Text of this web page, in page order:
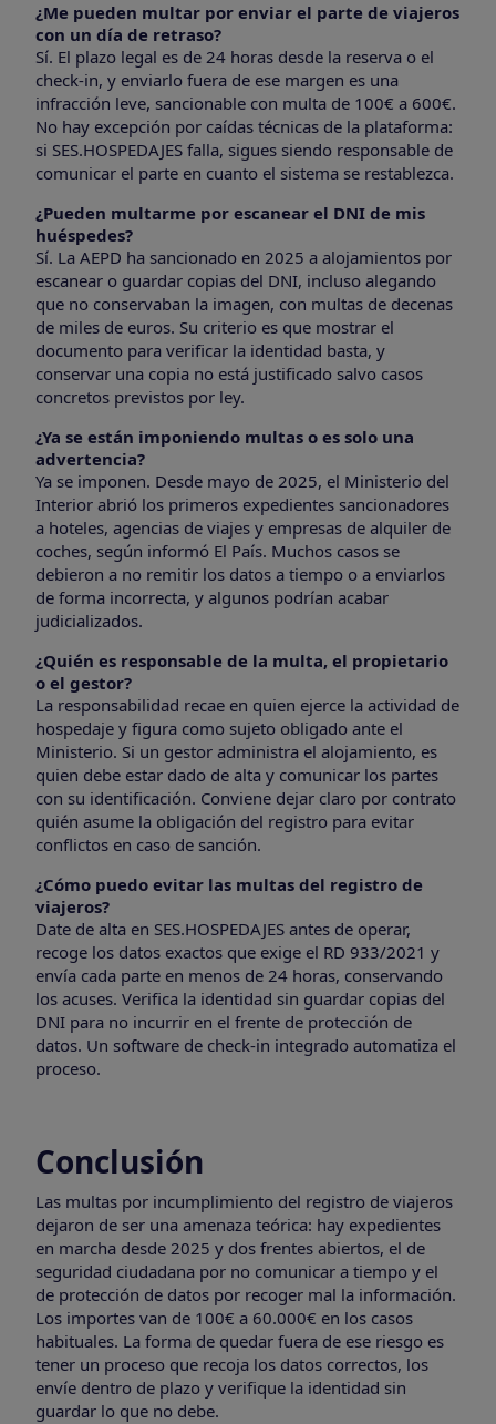
¿Me pueden multar por enviar el parte de viajeros
con un día de retraso?
Sí. El plazo legal es de 24 horas desde la reserva o el
check-in, y enviarlo fuera de ese margen es una
infracción leve, sancionable con multa de 100€ a 600€.
No hay excepción por caídas técnicas de la plataforma:
si SES.HOSPEDAJES falla, sigues siendo responsable de
comunicar el parte en cuanto el sistema se restablezca.
¿Pueden multarme por escanear el DNI de mis
huéspedes?
Sí. La AEPD ha sancionado en 2025 a alojamientos por
escanear o guardar copias del DNI, incluso alegando
que no conservaban la imagen, con multas de decenas
de miles de euros. Su criterio es que mostrar el
documento para verificar la identidad basta, y
conservar una copia no está justificado salvo casos
concretos previstos por ley.
¿Ya se están imponiendo multas o es solo una
advertencia?
Ya se imponen. Desde mayo de 2025, el Ministerio del
Interior abrió los primeros expedientes sancionadores
a hoteles, agencias de viajes y empresas de alquiler de
coches, según informó El País. Muchos casos se
debieron a no remitir los datos a tiempo o a enviarlos
de forma incorrecta, y algunos podrían acabar
judicializados.
¿Quién es responsable de la multa, el propietario
o el gestor?
La responsabilidad recae en quien ejerce la actividad de
hospedaje y figura como sujeto obligado ante el
Ministerio. Si un gestor administra el alojamiento, es
quien debe estar dado de alta y comunicar los partes
con su identificación. Conviene dejar claro por contrato
quién asume la obligación del registro para evitar
conflictos en caso de sanción.
¿Cómo puedo evitar las multas del registro de
viajeros?
Date de alta en SES.HOSPEDAJES antes de operar,
recoge los datos exactos que exige el RD 933/2021 y
envía cada parte en menos de 24 horas, conservando
los acuses. Verifica la identidad sin guardar copias del
DNI para no incurrir en el frente de protección de
datos. Un software de check-in integrado automatiza el
proceso.
Conclusión
Las multas por incumplimiento del registro de viajeros
dejaron de ser una amenaza teórica: hay expedientes
en marcha desde 2025 y dos frentes abiertos, el de
seguridad ciudadana por no comunicar a tiempo y el
de protección de datos por recoger mal la información.
Los importes van de 100€ a 60.000€ en los casos
habituales. La forma de quedar fuera de ese riesgo es
tener un proceso que recoja los datos correctos, los
envíe dentro de plazo y verifique la identidad sin
guardar lo que no debe.